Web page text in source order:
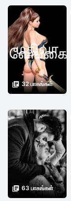
 32 பாகங்கள்
 63 பாகங்கள்